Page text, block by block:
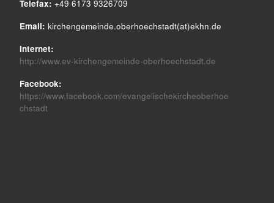
Telefax: +49 6173 9326709
Email: kirchengemeinde.oberhoechstadt(at)ekhn.de
Internet:
http://www.ev-kirchengemeinde-oberhoechstadt.de
Facebook:
https://www.facebook.com/evangelischekircheoberhoe
chstadt